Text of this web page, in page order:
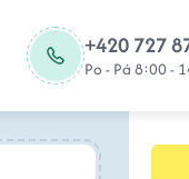
+420 727
Po - Pá 8:00 -